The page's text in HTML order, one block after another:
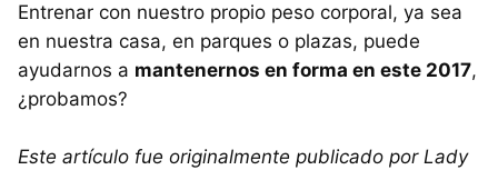
Entrenar con nuestro propio peso corporal, ya sea
en nuestra casa, en parques o plazas, puede
ayudarnos a mantenernos en forma en este 2017,
¿probamos?
Este artículo fue originalmente publicado por Lady